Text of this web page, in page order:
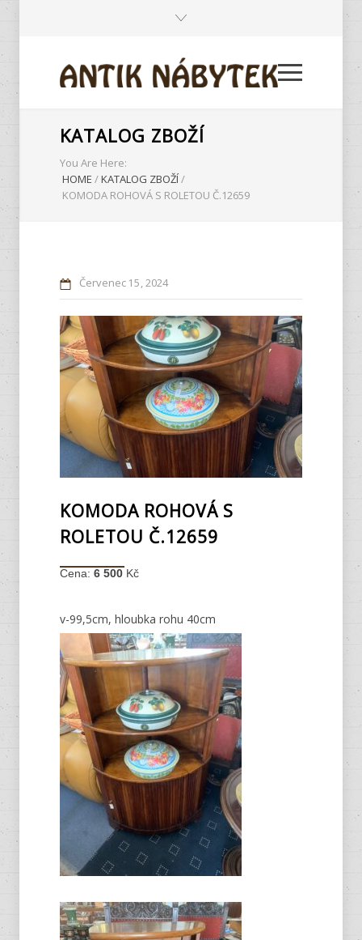
KATALOG ZBOŽÍ
You Are Here:
HOME /KATALOG ZBOŽÍ/
KOMODA ROHOVÁ S ROLETOU Č.12659
Červenec 15 2024
KOMODA ROHOVÁ S
ROLETOU Č.12659
Cena: 6 500 Kč
v-99,5cm, hloubka rohu 40cm